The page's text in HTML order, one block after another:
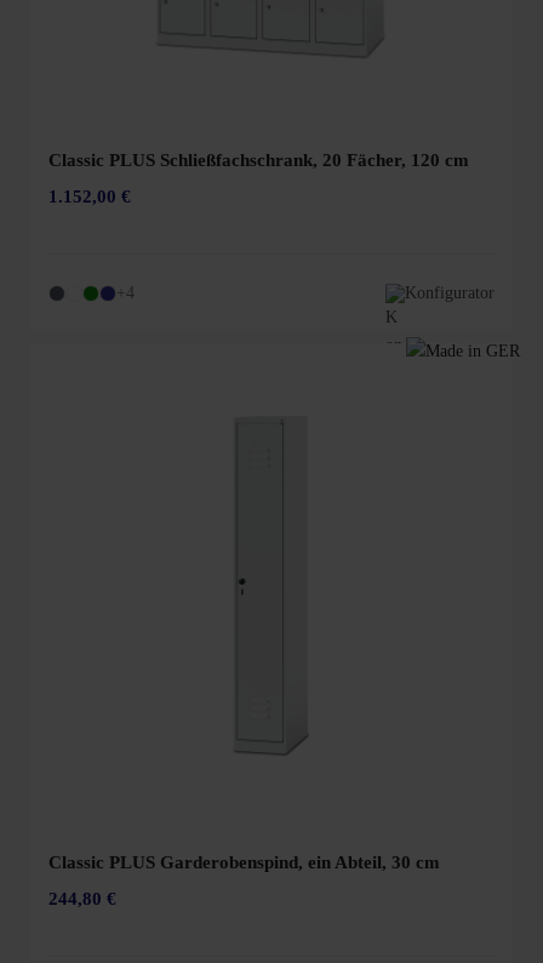
Classic PLUS Schließfachschrank, 20 Fächer, 120 cm
1.152,00 €
+4 Konfigurator
Classic PLUS Garderobenspind, ein Abteil, 30 cm
244,80 €